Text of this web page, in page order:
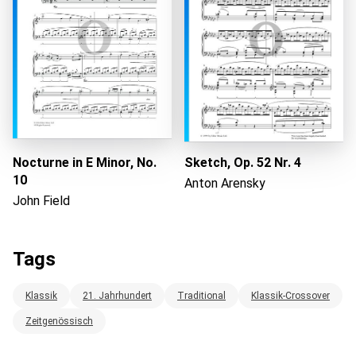
Nocturne in E Minor, No.
10
John Field
Sketch, Op. 52 Nr. 4
Anton Arensky
Tags
Klassik 21. Jahrhundert Traditional Klassik-Crossover
Zeitgenössisch